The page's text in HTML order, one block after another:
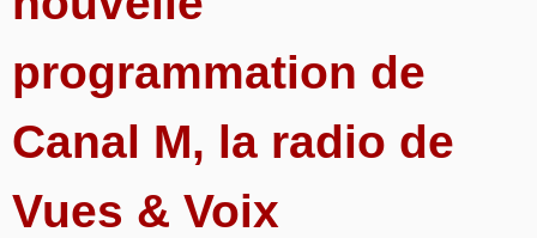
programmation de
Canal M, la radio de
Vues & Voix